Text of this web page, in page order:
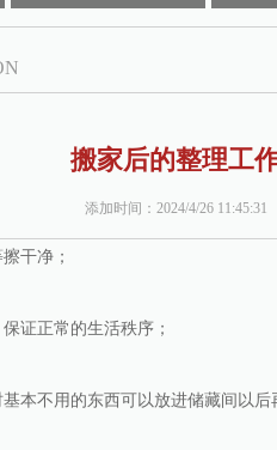
搬家后的整理工
添加时间：2024/4/26 11:45:31
干净；
证正常的生活秩序；
本不用的东西可以放进储藏间以后